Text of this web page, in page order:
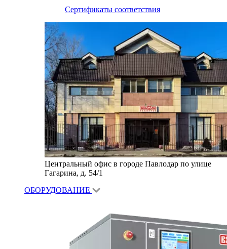
Сертификаты соответствия
Центральный офис в городе Павлодар по улице
Гагарина, д. 54/1
ОБОРУДОВАНИЕ